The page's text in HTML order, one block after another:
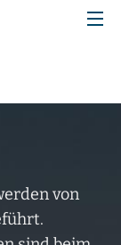
von